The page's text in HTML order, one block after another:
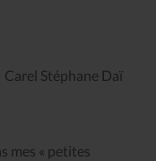
Daï
mes « petites